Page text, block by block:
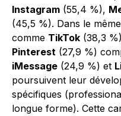
Instagram (55,4 %),
(45,5 %). Dans le
comme TikTok (38,3
Pinterest (27,9 %)
iMessage (24,9 %) et
poursuivent leur
spécifiques
longue forme). Cette